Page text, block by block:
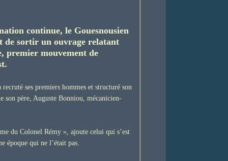
continue, le Gouesnousien
de sortir un ouvrage relatant
premier mouvement de
ses premiers hommes et structuré son
son père, Auguste Bonniou, mécanicien-
du Colonel Rémy », ajoute celui qui s’est
époque qui ne l’était pas.